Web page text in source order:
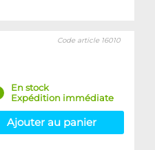
Code article 16010
En stock
Expédition immédiate
Ajouter au panier